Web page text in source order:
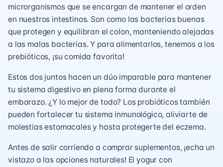
microrganismos que se encargan de mantener el orden
en nuestros intestinos. Son como las bacterias buenas
que protegen y equilibran el colon, manteniendo alejadas
a las malas bacterias. Y para alimentarlos, tenemos a los
prebióticos, ¡su comida favorita!
Estos dos juntos hacen un dúo imparable para mantener
tu sistema digestivo en plena forma durante el
embarazo. ¿Y lo mejor de todo? Los probióticos también
pueden fortalecer tu sistema inmunológico, aliviarte de
molestias estomacales y hasta protegerte del eczema.
Antes de salir corriendo a comprar suplementos, ¡echa un
vistazo a las opciones naturales! El yogur con